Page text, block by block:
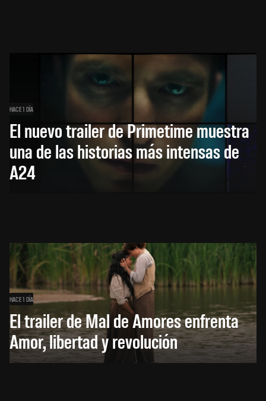
HACE 1 DÍA
El nuevo trailer de Primetime muestra
una de las historias más intensas de
A24
HACE 1 DÍA
El trailer de Mal de Amores enfrenta
Amor, libertad y revolución